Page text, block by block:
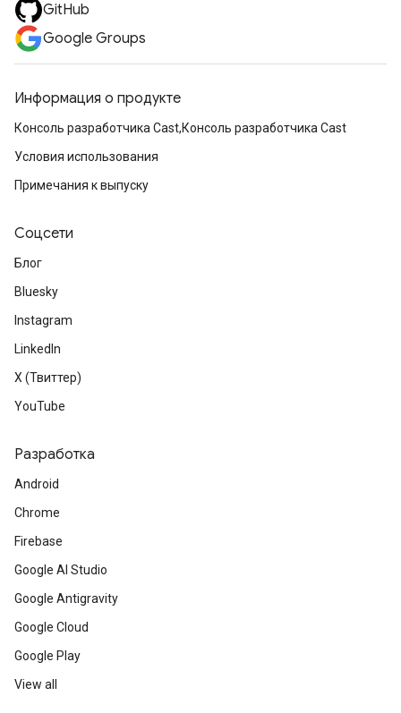
GitHub
Google Groups
Информация о продукте
Консоль разработчика Cast,Консоль разработчика Cast
Условия использования
Примечания к выпуску
Соцсети
Блог
Bluesky
Instagram
LinkedIn
X (Твиттер)
YouTube
Разработка
Android
Chrome
Firebase
Google AI Studio
Google Antigravity
Google Cloud
Google Play
View all